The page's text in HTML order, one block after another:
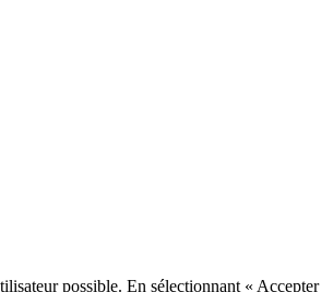
possible. En sélectionnant « Accepter